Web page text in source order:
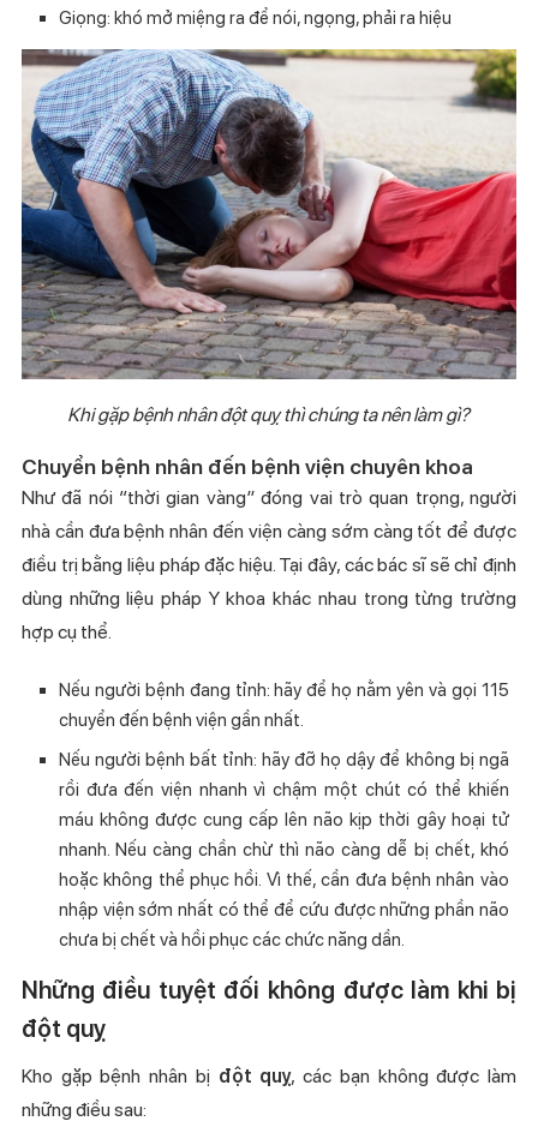
Giọng: khó mở miệng ra để nói, ngọng, phải ra hiệu
Khi gặp bệnh nhân đột quỵ thì chúng ta nên làm gì?
Chuyển bệnh nhân đến bệnh viện chuyên khoa
Như đã nói “thời gian vàng” đóng vai trò quan trọng, người
nhà cần đưa bệnh nhân đến viện càng sớm càng tốt để được
điều trị bằng liệu pháp đặc hiệu. Tại đây, các bác sĩ sẽ chỉ định
dùng những liệu pháp Y khoa khác nhau trong từng trường
hợp cụ thể.
Nếu người bệnh đang tỉnh: hãy để họ nằm yên và gọi 115
chuyển đến bệnh viện gần nhất.
Nếu người bệnh bất tỉnh: hãy đỡ họ dậy để không bị ngã
rồi đưa đến viện nhanh vì chậm một chút có thể khiến
máu không được cung cấp lên não kịp thời gây hoại tử
nhanh. Nếu càng chần chừ thì não càng dễ bị chết, khó
hoặc không thể phục hồi. Vì thế, cần đưa bệnh nhân vào
nhập viện sớm nhất có thể để cứu được những phần não
chưa bị chết và hồi phục các chức năng dần.
Những điều tuyệt đối không được làm khi bị
đột quỵ
Kho gặp bệnh nhân bị đột quỵ, các bạn không được làm
những điều sau: